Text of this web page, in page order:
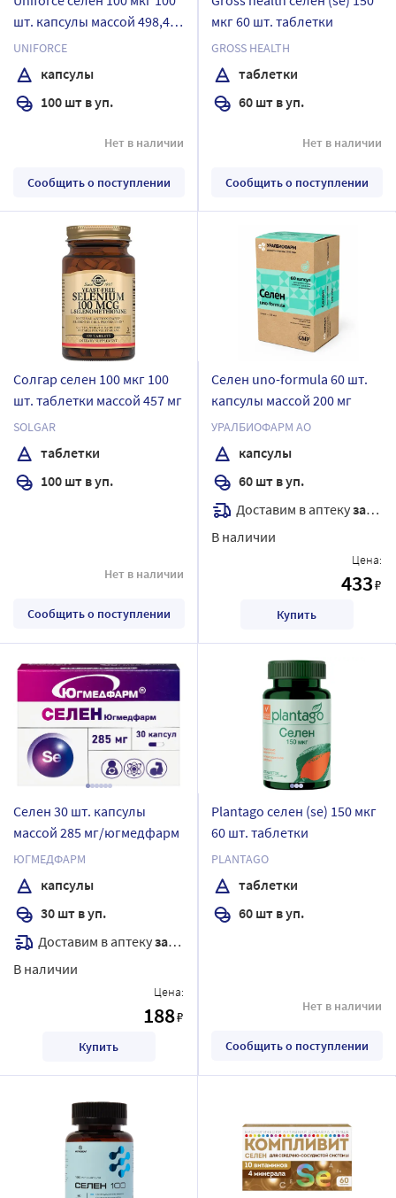
шт. капсулы массой 498,4
мг
UNIFORCE
капсулы
100 шт в уп.
Нет в наличии
Сообщить о поступлении
мкг 60 шт. таблетки
GROSS HEALTH
таблетки
60 шт в уп.
Нет в наличии
Сообщить о поступлении
Солгар селен 100 мкг 100
шт. таблетки массой 457 мг
SOLGAR
таблетки
100 шт в уп.
Нет в наличии
Сообщить о поступлении
Селен uno-formula 60 шт.
капсулы массой 200 мг
УРАЛБИОФАРМ АО
капсулы
60 шт в уп.
Доставим в аптекузавтра
В наличии
Цена:
433₽
Купить
Селен 30 шт. капсулы
массой 285 мг/югмедфарм
ЮГМЕДФАРМ
капсулы
30 шт в уп.
Доставим в аптекузавтра
В наличии
Цена:
188₽
Купить
Plantago селен (se) 150 мкг
60 шт. таблетки
PLANTAGO
таблетки
60 шт в уп.
Нет в наличии
Сообщить о поступлении